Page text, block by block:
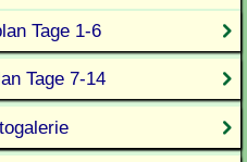
Tage 1-6
Tage 7-14